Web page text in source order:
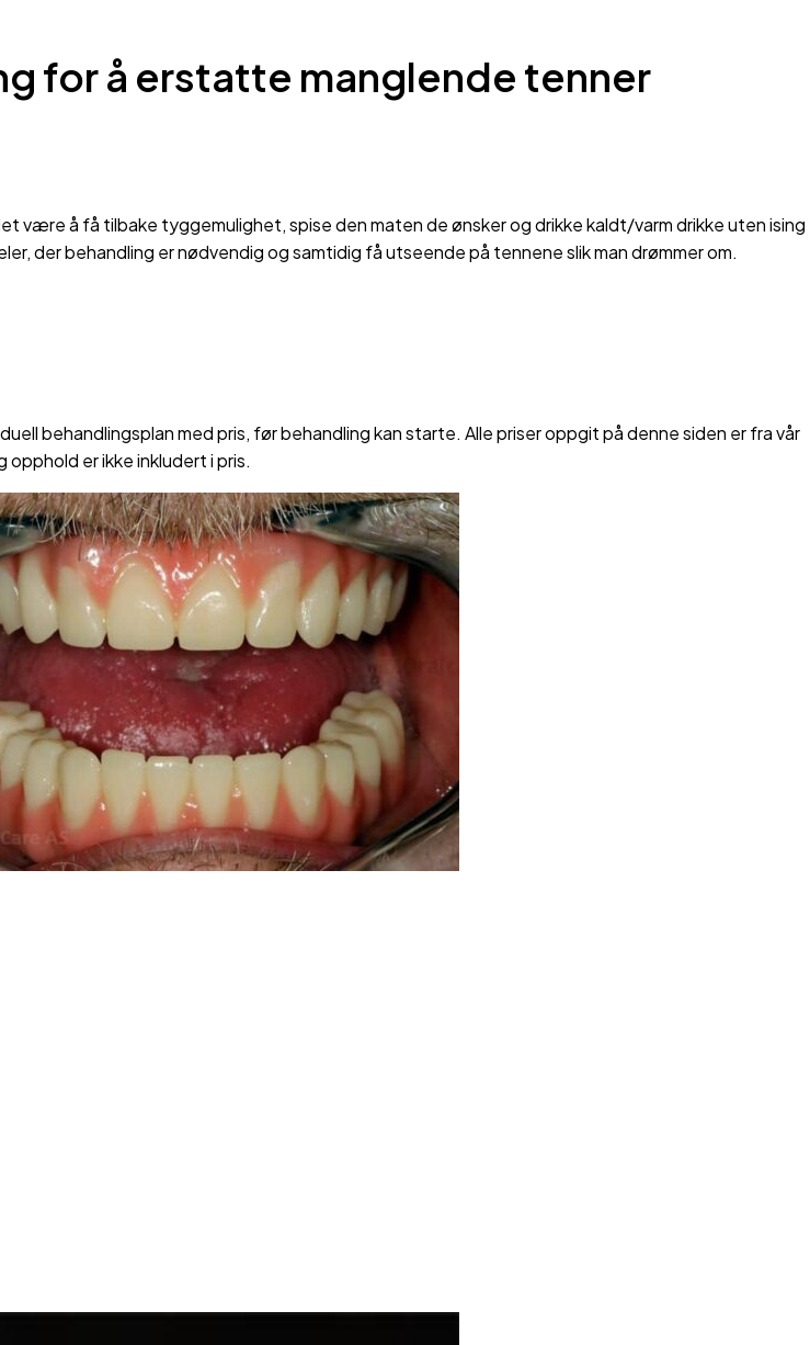
for å erstatte manglende tenner
være å få tilbake tyggemulighet, spise den maten de ønsker og drikke kaldt/varm drikke uten ising
der behandling er nødvendig og samtidig få utseende på tennene slik man drømmer om.
behandlingsplan med pris, før behandling kan starte. Alle priser oppgit på denne siden er fra vår
opphold er ikke inkludert i pris.